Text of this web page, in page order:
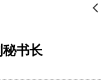
󰊒
书长